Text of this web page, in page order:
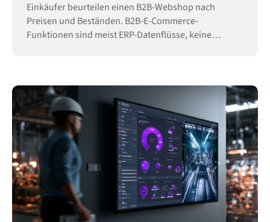
Einkäufer beurteilen einen B2B-Webshop nach
Preisen und Beständen. B2B-E-Commerce-
Funktionen sind meist ERP-Datenflüsse, keine